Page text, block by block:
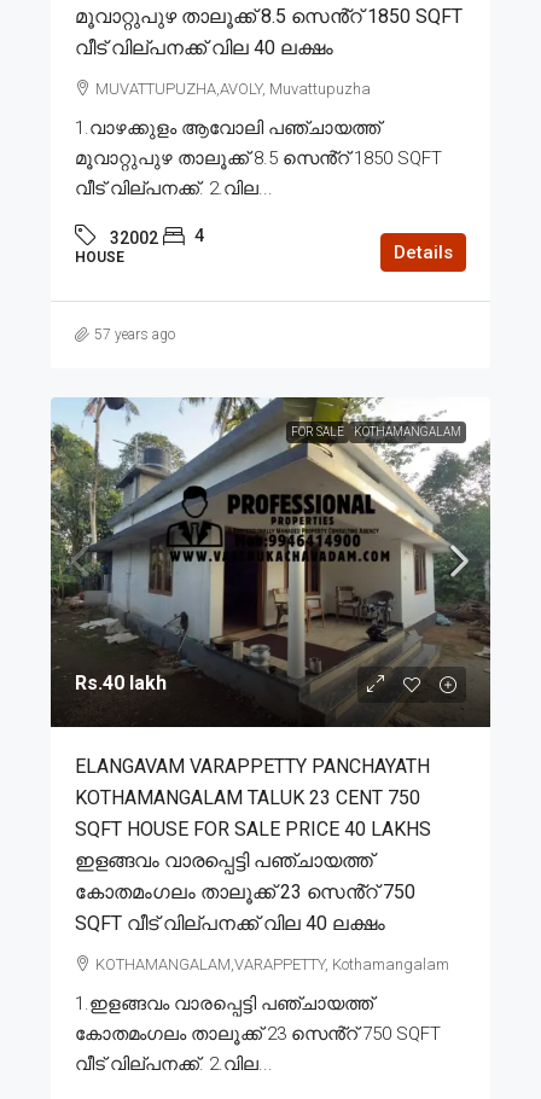
മൂവാറ്റുപുഴ താലൂക്ക് 8.5 സെൻ്റ് 1850 SQFT
വീട് വില്പനക്ക് വില 40 ലക്ഷം
MUVATTUPUZHA,AVOLY, Muvattupuzha
1.വാഴക്കുളം ആവോലി പഞ്ചായത്ത്
മൂവാറ്റുപുഴ താലൂക്ക് 8.5 സെൻ്റ് 1850 SQFT
വീട് വില്പനക്ക്. 2.വില...
32002 4
HOUSE Details
57 years ago
FOR SALE KOTHAMANGALAM
Rs.40 lakh
ELANGAVAM VARAPPETTY PANCHAYATH
KOTHAMANGALAM TALUK 23 CENT 750
SQFT HOUSE FOR SALE PRICE 40 LAKHS
ഇളങ്ങവം വാരപ്പെട്ടി പഞ്ചായത്ത്
കോതമംഗലം താലൂക്ക് 23 സെൻ്റ് 750
SQFT വീട് വില്പനക്ക് വില 40 ലക്ഷം
KOTHAMANGALAM,VARAPPETTY, Kothamangalam
1.ഇളങ്ങവം വാരപ്പെട്ടി പഞ്ചായത്ത്
കോതമംഗലം താലൂക്ക് 23 സെൻ്റ് 750 SQFT
വീട് വില്പനക്ക്. 2.വില...